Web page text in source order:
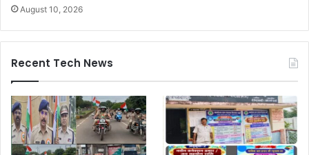
August 10, 2026
Recent Tech News